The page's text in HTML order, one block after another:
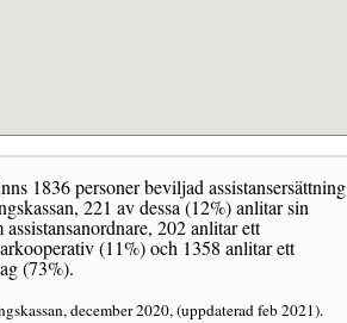
1836 personer beviljad assistansersättning
221 av dessa (12%) anlitar sin
202 anlitar ett
(11%) och 1358 anlitar ett
(73%).
december 2020, (uppdaterad feb 2021).